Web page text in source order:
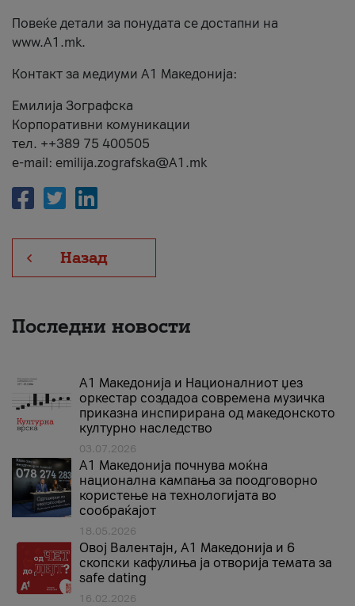
Повеќе детали за понудата се достапни на
www.А1.mk.
Контакт за медиуми А1 Македонија:
Емилија Зографска
Корпоративни комуникации
тел. ++389 75 400505
e-mail: emilija.zografska@A1.mk
Назад
Последни новости
А1 Македонија и Националниот џез
оркестар создадоа современа музичка
приказна инспирирана од македонското
културно наследство
03.07.2026
A1 Македонија почнува моќна
национална кампања за поодговорно
користење на технологијата во
сообраќајот
18.05.2026
Овој Валентајн, A1 Македонија и 6
скопски кафулиња ја отворија темата за
safe dating
16.02.2026